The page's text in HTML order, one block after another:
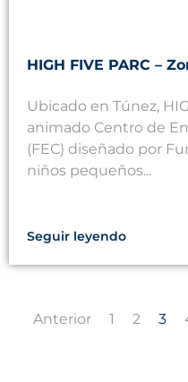
HIGH FIVE PARC –
Ubicado en Túnez,
animado Centro de
(FEC) diseñado por
niños pequeños...
Seguir leyendo
Anterior 1 2 3